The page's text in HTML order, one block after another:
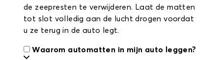
de zeepresten te verwijderen. Laat de matten
tot slot volledig aan de lucht drogen voordat
u ze terug in de auto legt.
Waarom automatten in mijn auto leggen?